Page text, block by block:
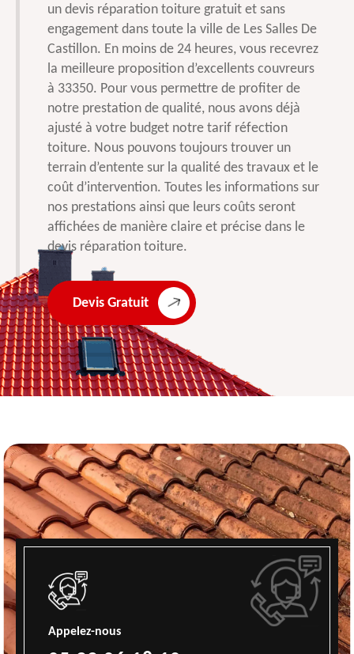
un devis réparation toiture gratuit et sans
engagement dans toute la ville de Les Salles De
Castillon. En moins de 24 heures, vous recevrez
la meilleure proposition d’excellents couvreurs
à 33350. Pour vous permettre de profiter de
notre prestation de qualité, nous avons déjà
ajusté à votre budget notre tarif réfection
toiture. Nous pouvons toujours trouver un
terrain d’entente sur la qualité des travaux et le
coût d’intervention. Toutes les informations sur
nos prestations ainsi que leurs coûts seront
affichées de manière claire et précise dans le
devis réparation toiture.
Devis Gratuit
Appelez-nous